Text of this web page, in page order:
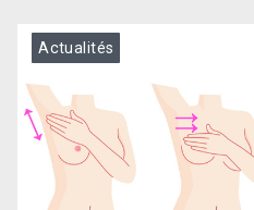
Actualités